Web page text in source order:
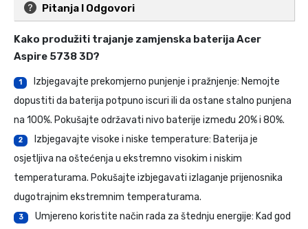
Pitanja I Odgovori
Kako produžiti trajanje zamjenska baterija Acer
Aspire 5738 3D?
1
Izbjegavajte prekomjerno punjenje i pražnjenje: Nemojte
dopustiti da baterija potpuno iscuri ili da ostane stalno punjena
na 100%. Pokušajte održavati nivo baterije između 20% i 80%.
2
Izbjegavajte visoke i niske temperature: Baterija je
osjetljiva na oštećenja u ekstremno visokim i niskim
temperaturama. Pokušajte izbjegavati izlaganje prijenosnika
dugotrajnim ekstremnim temperaturama.
3
Umjereno koristite način rada za štednju energije: Kad god